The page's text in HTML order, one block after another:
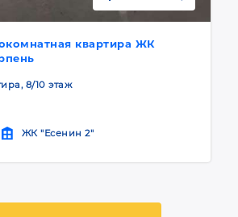
квартира ЖК
8/10 этаж
ЖК "Есенин 2"